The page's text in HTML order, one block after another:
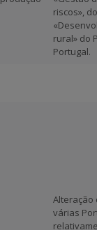
riscos»,
rural» do
Portugal.
Alteração
várias